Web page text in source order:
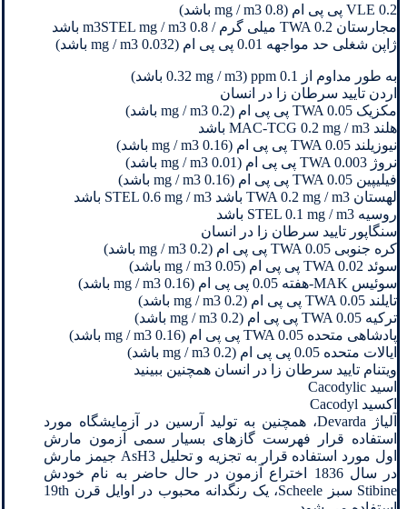
VLE 0.2 پی پی ام (0.8 mg / m3 باشد)
مجارستان TWA 0.2 میلی گرم / 0.8 m3STEL mg / m3 باشد
ژاپن شغلی حد مواجهه 0.01 پی پی ام (0.032 mg / m3 باشد)
به طور مداوم از 0.1 ppm (0.32 mg / m3 باشد)
اردن تایید سرطان زا در انسان
مکزیک TWA 0.05 پی پی ام (0.2 mg / m3 باشد)
هلند MAC-TCG 0.2 mg / m3 باشد
نیوزیلند TWA 0.05 پی پی ام (0.16 mg / m3 باشد)
نروژ TWA 0.003 پی پی ام (0.01 mg / m3 باشد)
فیلیپین TWA 0.05 پی پی ام (0.16 mg / m3 باشد)
لهستان TWA 0.2 mg / m3 باشد STEL 0.6 mg / m3 باشد
روسیه STEL 0.1 mg / m3 باشد
سنگاپور تایید سرطان زا در انسان
کره جنوبی TWA 0.05 پی پی ام (0.2 mg / m3 باشد)
سوئد TWA 0.02 پی پی ام (0.05 mg / m3 باشد)
سوئیس MAK-هفته 0.05 پی پی ام (0.16 mg / m3 باشد)
تایلند TWA 0.05 پی پی ام (0.2 mg / m3 باشد)
ترکیه TWA 0.05 پی پی ام (0.2 mg / m3 باشد)
پادشاهی متحده TWA 0.05 پی پی ام (0.16 mg / m3 باشد)
ایالات متحده 0.05 پی پی ام (0.2 mg / m3 باشد)
ویتنام تایید سرطان زا در انسان همچنین ببینید
اسید Cacodylic
اکسید Cacodyl
آلیاژ Devarda، همچنین به تولید آرسین در آزمایشگاه مورد
استفاده قرار فهرست گازهای بسیار سمی آزمون مارش
اول مورد استفاده قرار به تجزیه و تحلیل AsH3 جیمز مارش
در سال 1836 اختراع آزمون در حال حاضر به نام خودش
Stibine سبز Scheele، یک رنگدانه محبوب در اوایل قرن 19th